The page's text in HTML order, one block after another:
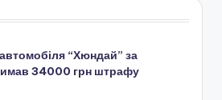
“Хюндай” за
34000 грн штрафу